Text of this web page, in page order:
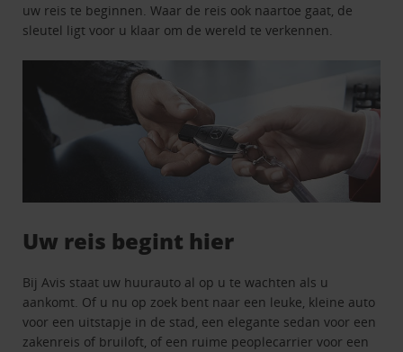
uw reis te beginnen. Waar de reis ook naartoe gaat, de
sleutel ligt voor u klaar om de wereld te verkennen.
Uw reis begint hier
Bij Avis staat uw huurauto al op u te wachten als u
aankomt. Of u nu op zoek bent naar een leuke, kleine auto
voor een uitstapje in de stad, een elegante sedan voor een
zakenreis of bruiloft, of een ruime peoplecarrier voor een